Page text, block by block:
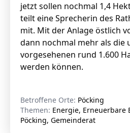
Fotobox
Amphibienschutz
Programm
Service
Nachgehört
Newsletter
Zeit fürs Oberland
Handwerker
jetzt sollen nochmal 1,4
teilt eine Sprecherin des
mit. Mit der Anlage östlich
dann nochmal mehr als die
vorgesehenen rund 1.600
werden können.
Betroffene Orte: Pöcking
Themen: Energie, Erneuerbare
Pöcking, Gemeinderat